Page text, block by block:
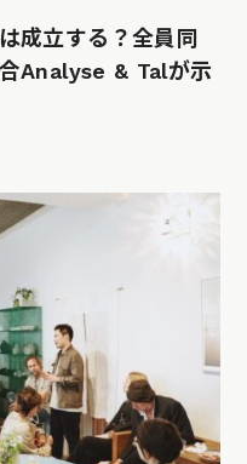
成立する？全員同
Analyse & Talが示